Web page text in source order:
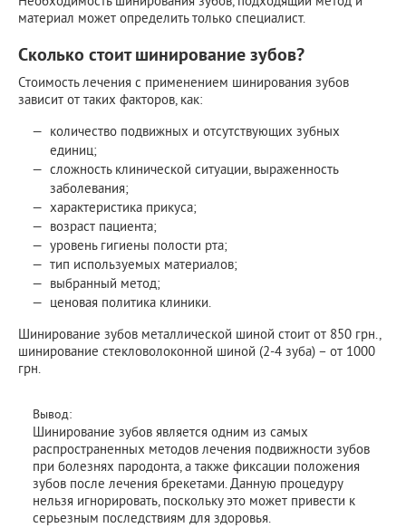
материал может определить только специалист.
Сколько стоит шинирование зубов?
Стоимость лечения с применением шинирования зубов
зависит от таких факторов, как:
количество подвижных и отсутствующих зубных
единиц;
сложность клинической ситуации, выраженность
заболевания;
характеристика прикуса;
возраст пациента;
уровень гигиены полости рта;
тип используемых материалов;
выбранный метод;
ценовая политика клиники.
Шинирование зубов металлической шиной стоит от 850 грн.,
шинирование стекловолоконной шиной (2-4 зуба) – от 1000
грн.
Вывод:
Шинирование зубов является одним из самых
распространенных методов лечения подвижности зубов
при болезнях пародонта, а также фиксации положения
зубов после лечения брекетами. Данную процедуру
нельзя игнорировать, поскольку это может привести к
серьезным последствиям для здоровья.